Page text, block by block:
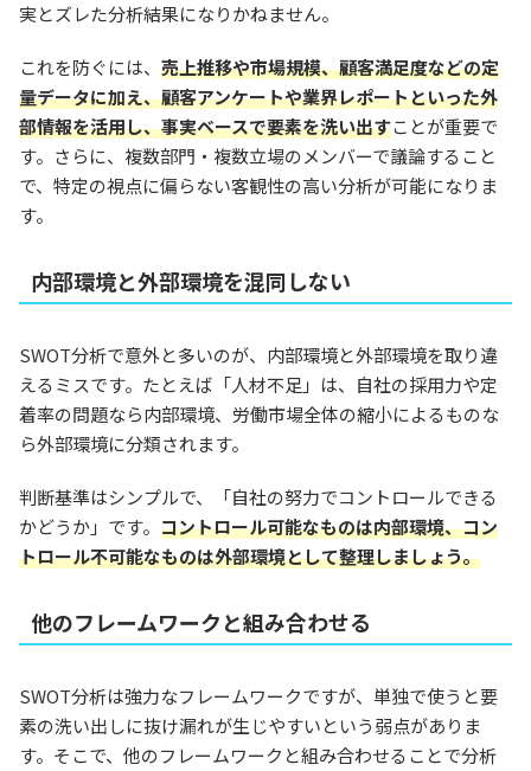
実とズレた分析結果になりかねません。
これを防ぐには、 売上推移や市場規模、顧客満足度などの定
量データに加え、顧客アンケートや業界レポートといった外
部情報を活用し、事実ベースで要素を洗い出すことが重要で
す。さらに、複数部門・複数立場のメンバーで議論すること
で、特定の視点に偏らない客観性の高い分析が可能になりま
す。
内部環境と外部環境を混同しない
SWOT分析で意外と多いのが、内部環境と外部環境を取り違
えるミスです。たとえば「人材不足」は、自社の採用力や定
着率の問題なら内部環境、労働市場全体の縮小によるものな
ら外部環境に分類されます。
判断基準はシンプルで、「自社の努力でコントロールできる
かどうか」です。 コントロール可能なものは内部環境、コン
トロール不可能なものは外部環境として整理しましょう。
他のフレームワークと組み合わせる
SWOT分析は強力なフレームワークですが、単独で使うと要
素の洗い出しに抜け漏れが生じやすいという弱点がありま
す。そこで、他のフレームワークと組み合わせることで分析